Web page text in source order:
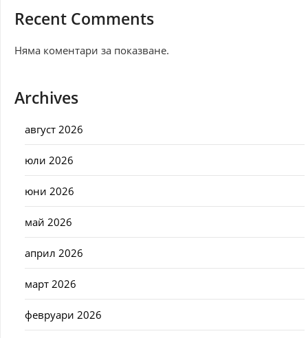
Recent Comments
Няма коментари за показване.
Archives
август 2026
юли 2026
юни 2026
май 2026
април 2026
март 2026
февруари 2026